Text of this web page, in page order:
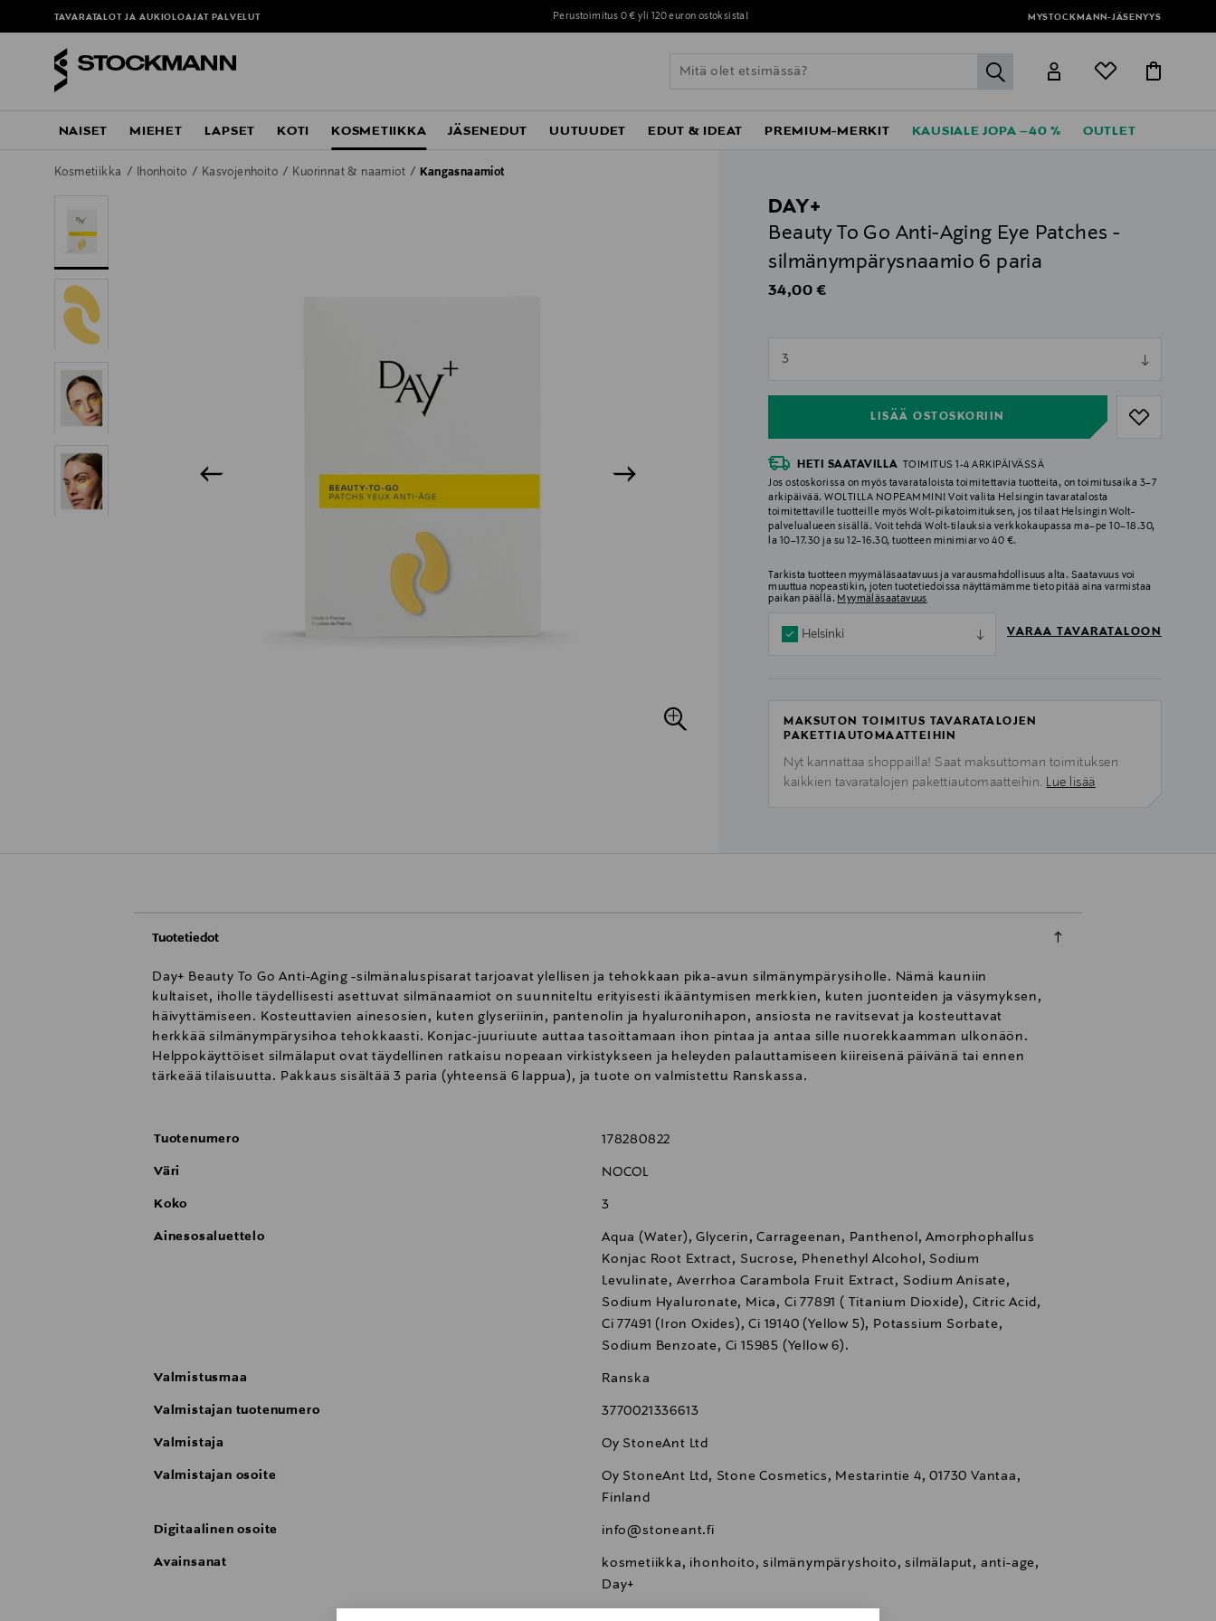
TAVARATALOT JA AUKIOLOAJAT PALVELUT Perustoimitus 0 € yli 120 euron ostoksista! MYSTOCKMANN-JÄSENYYS
label.header.go
NAISET MIEHET LAPSET KOTI KOSMETIIKKA JÄSENEDUT UUTUUDET EDUT & IDEAT PREMIUM-MERKIT KAUSIALE JOPA –40 % OUTLET
Kosmetiikka Ihonhoito Kasvojenhoito Kuorinnat & naamiot Kangasnaamiot
DAY+
Beauty To Go Anti-Aging Eye Patches -
silmänympärysnaamio 6 paria
Original Price
34,00 €
3
LISÄÄ OSTOSKORIIN
HETI SAATAVILLA
TOIMITUS 1-4 ARKIPÄIVÄSSÄ
Jos ostoskorissa on myös tavarataloista toimitettavia tuotteita, on toimitusaika 3–7
arkipäivää. WOLTILLA NOPEAMMIN! Voit valita Helsingin tavaratalosta
toimitettaville tuotteille myös Wolt-pikatoimituksen, jos tilaat Helsingin Wolt-
palvelualueen sisällä. Voit tehdä Wolt-tilauksia verkkokaupassa ma–pe 10–18.30,
la 10–17.30 ja su 12–16.30, tuotteen minimiarvo 40 €.
Tarkista tuotteen myymäläsaatavuus ja varausmahdollisuus alta. Saatavuus voi
muuttua nopeastikin, joten tuotetiedoissa näyttämämme tieto pitää aina varmistaa
paikan päällä. Myymäläsaatavuus
Helsinki VARAA TAVARATALOON
MAKSUTON TOIMITUS TAVARATALOJEN
PAKETTIAUTOMAATTEIHIN
Nyt kannattaa shoppailla! Saat maksuttoman toimituksen
kaikkien tavaratalojen pakettiautomaatteihin. Lue lisää
Tuotetiedot
Day+ Beauty To Go Anti-Aging -silmänaluspisarat tarjoavat ylellisen ja tehokkaan pika-avun silmänympärysiholle. Nämä kauniin
kultaiset, iholle täydellisesti asettuvat silmänaamiot on suunniteltu erityisesti ikääntymisen merkkien, kuten juonteiden ja väsymyksen,
häivyttämiseen. Kosteuttavien ainesosien, kuten glyseriinin, pantenolin ja hyaluronihapon, ansiosta ne ravitsevat ja kosteuttavat
herkkää silmänympärysihoa tehokkaasti. Konjac-juuriuute auttaa tasoittamaan ihon pintaa ja antaa sille nuorekkaamman ulkonäön.
Helppokäyttöiset silmälaput ovat täydellinen ratkaisu nopeaan virkistykseen ja heleyden palauttamiseen kiireisenä päivänä tai ennen
tärkeää tilaisuutta. Pakkaus sisältää 3 paria (yhteensä 6 lappua), ja tuote on valmistettu Ranskassa.
Tuotenumero 178280822
Väri NOCOL
Koko 3
Ainesosaluettelo
Aqua (Water), Glycerin, Carrageenan, Panthenol, Amorphophallus
Konjac Root Extract, Sucrose, Phenethyl Alcohol, Sodium
Levulinate, Averrhoa Carambola Fruit Extract, Sodium Anisate,
Sodium Hyaluronate, Mica, Ci 77891 ( Titanium Dioxide), Citric Acid,
Ci 77491 (Iron Oxides), Ci 19140 (Yellow 5), Potassium Sorbate,
Sodium Benzoate, Ci 15985 (Yellow 6).
Valmistusmaa Ranska
Valmistajan tuotenumero 3770021336613
Valmistaja Oy StoneAnt Ltd
Valmistajan osoite
Oy StoneAnt Ltd, Stone Cosmetics, Mestarintie 4, 01730 Vantaa,
Finland
Digitaalinen osoite info@stoneant.fi
Avainsanat
kosmetiikka, ihonhoito, silmänympäryshoito, silmälaput, anti-age,
Day+